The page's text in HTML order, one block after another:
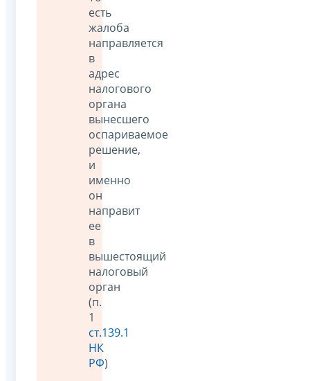
есть
жалоба
направляется
в
адрес
налогового
органа
вынесшего
оспариваемое
решение,
и
именно
он
направит
ее
в
вышестоящий
налоговый
орган
(п.
1
ст.139.1
НК
РФ)